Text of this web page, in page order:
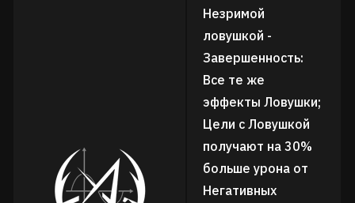
Незримой
ловушкой -
Завершенность:
Все те же
эффекты Ловушки;
Цели с Ловушкой
получают на 30%
больше урона от
Негативных